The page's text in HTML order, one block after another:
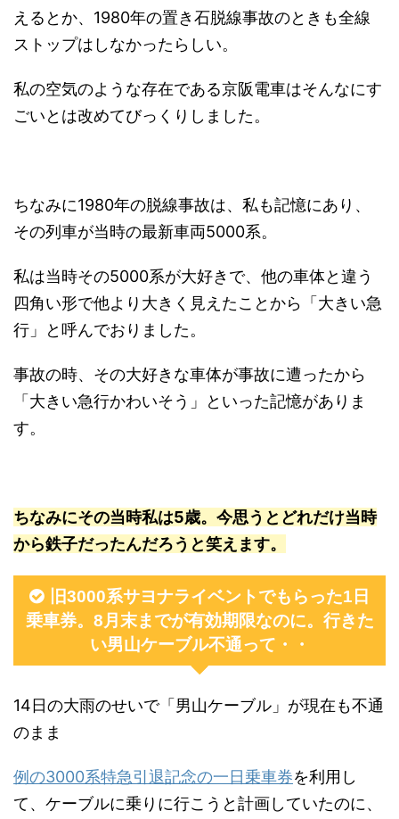
えるとか、1980年の置き石脱線事故のときも全線
ストップはしなかったらしい。
私の空気のような存在である京阪電車はそんなにす
ごいとは改めてびっくりしました。
ちなみに1980年の脱線事故は、私も記憶にあり、
その列車が当時の最新車両5000系。
私は当時その5000系が大好きで、他の車体と違う
四角い形で他より大きく見えたことから「大きい急
行」と呼んでおりました。
事故の時、その大好きな車体が事故に遭ったから
「大きい急行かわいそう」といった記憶がありま
す。
ちなみにその当時私は5歳。今思うとどれだけ当時
から鉄子だったんだろうと笑えます。
旧3000系サヨナライベントでもらった1日
乗車券。8月末までが有効期限なのに。行きた
い男山ケーブル不通って・・
14日の大雨のせいで「男山ケーブル」が現在も不通
のまま
例の3000系特急引退記念の一日乗車券を利用し
て、ケーブルに乗りに行こうと計画していたのに、